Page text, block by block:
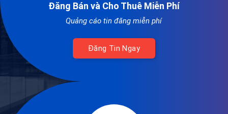
Đăng Bán và Cho Thuê Miễn Phí
Quảng cáo tin đăng miễn phí
Đăng Tin Ngay